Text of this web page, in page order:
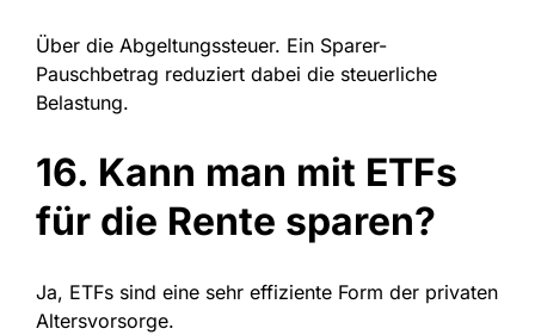
Über die Abgeltungssteuer. Ein Sparer-
Pauschbetrag reduziert dabei die steuerliche
Belastung.
16. Kann man mit ETFs
für die Rente sparen?
Ja, ETFs sind eine sehr effiziente Form der privaten
Altersvorsorge.